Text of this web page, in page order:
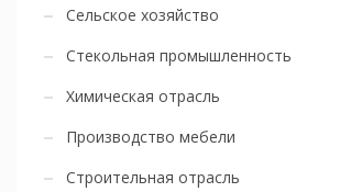
Сельское хозяйство
Стекольная промышленность
Химическая отрасль
Производство мебели
Строительная отрасль